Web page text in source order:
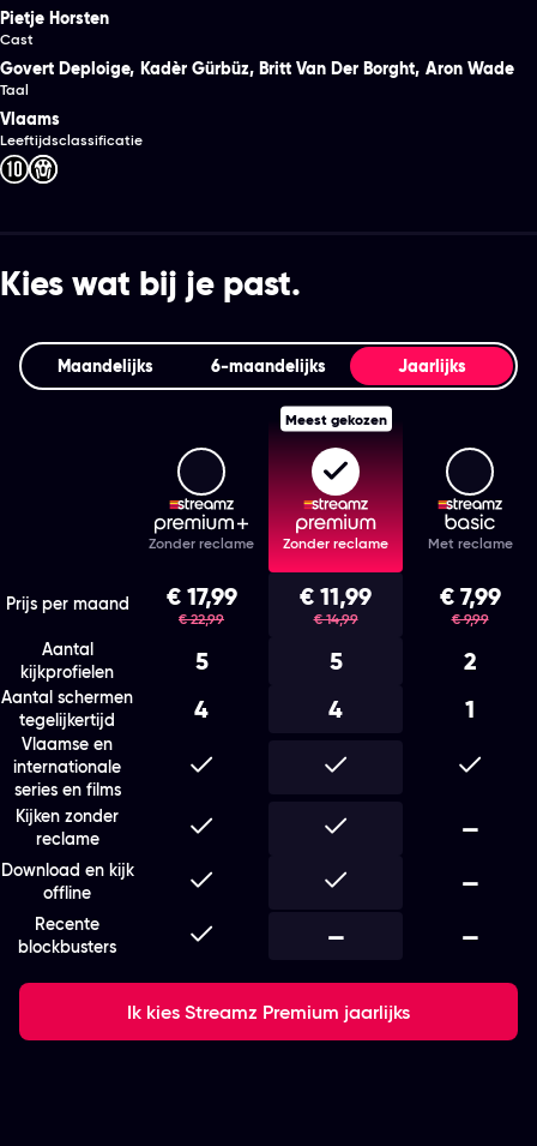
Pietje Horsten
Cast
Govert Deploige, Kadèr Gürbüz, Britt Van Der Borght, Aron Wade
Taal
Vlaams
Leeftijdsclassificatie
Kies wat bij je past.
Maandelijks 6‑maandelijks Jaarlijks
Kies het abonnement en de looptijd die bij je past
Streamz Premium+
Zonder reclame
Meest gekozen
Streamz Premium
Zonder reclame Met reclame
Prijs per maand € 17,99
was
€ 22,99
€ 11,99
was
€ 14,99
€ 7,99
was
€ 9,99
Aantal
kijkprofielen
5 5 2
Aantal schermen
tegelijkertijd
4 4 1
Vlaamse en
internationale
series en films
Inbegrepen Inbegrepen
Kijken zonder
reclame
Inbegrepen Inbegrepen Niet
—
Download en kijk
offline
Inbegrepen Inbegrepen Niet
—
Recente
blockbusters
Inbegrepen Niet inbegrepen
— Niet
—
Ik kies Streamz Premium jaarlijks